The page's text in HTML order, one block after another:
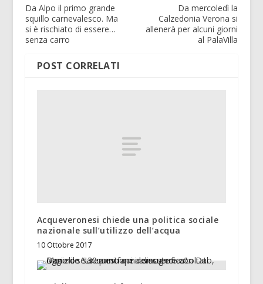
Da Alpo il primo grande
squillo carnevalesco. Ma
si è rischiato di essere…
senza carro
Da mercoledì la
Calzedonia Verona si
allenerà per alcuni giorni
al PalaVilla
POST CORRELATI
Acqueveronesi chiede una politica sociale
nazionale sull’utilizzo dell’acqua
10 Ottobre 2017